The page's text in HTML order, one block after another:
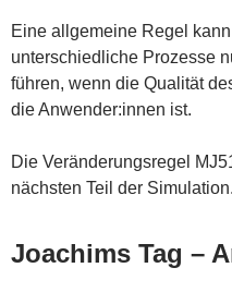
Eine allgemeine Regel
unterschiedliche Prozesse
führen, wenn die Qualität
die Anwender:innen ist.
Die Veränderungsregel
nächsten Teil der Simulation.
Joachims Tag –